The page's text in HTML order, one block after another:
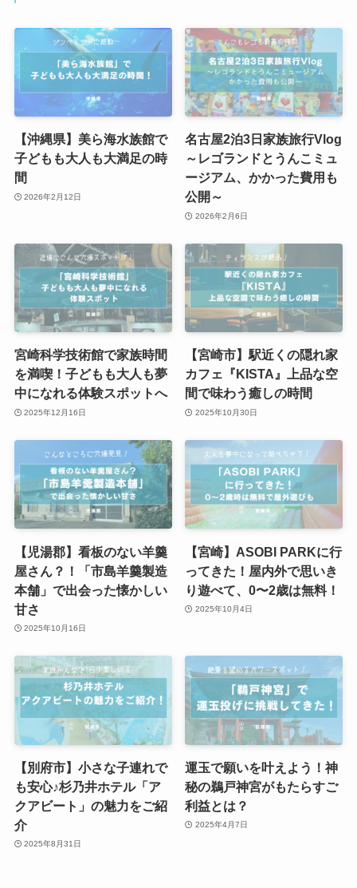
【沖縄県】美ら海水族館で
子どもも大人も大満足の時
間
2026年2月12日
名古屋2泊3日家族旅行Vlog
～レゴランドとうんこミュ
ージアム、かかった費用も
公開～
2026年2月6日
宮崎科学技術館で家族時間
を満喫！子どもも大人も夢
中になれる体験スポットへ
2025年12月16日
【宮崎市】駅近くの隠れ家
カフェ『KISTA』上品な空
間で味わう癒しの時間
2025年10月30日
【児湯郡】看板のない羊羹
屋さん？！「市島羊羹製造
本舗」で出会った懐かしい
甘さ
2025年10月16日
【宮崎】ASOBI PARKに行
ってきた！屋内外で思いき
り遊べて、0〜2歳は無料！
2025年10月4日
【別府市】小さな子連れで
も安心♪杉乃井ホテル「ア
クアビート」の魅力をご紹
介
2025年8月31日
運玉で願いを叶えよう！神
秘の鵜戸神宮がもたらすご
利益とは？
2025年4月7日